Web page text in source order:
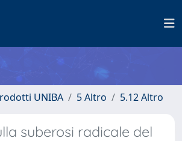
UNIBA 5 Altro 5.12 Altro
suberosi radicale del